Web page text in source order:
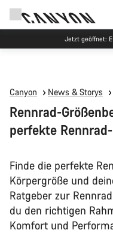
Jetzt geöffnet:
Canyon News & Storys
Rennrad-
perfekte
Finde die perfekte
Körpergröße und
Ratgeber zur
du den richtigen
Komfort und